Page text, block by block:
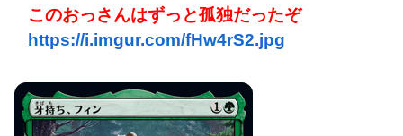
このおっさんはずっと孤独だったぞ
https://i.imgur.com/fHw4rS2.jpg